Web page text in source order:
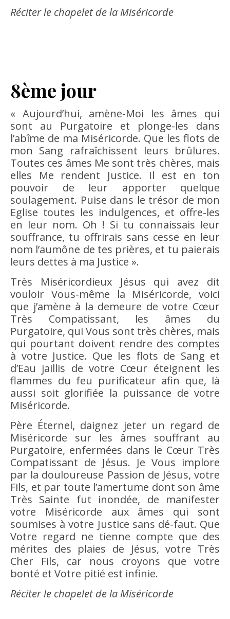
Réciter le chapelet de la Miséricorde
8ème jour
« Aujourd’hui, amène-Moi les âmes qui
sont au Purgatoire et plonge-les dans
l’abîme de ma Miséricorde. Que les flots de
mon Sang rafraîchissent leurs brûlures.
Toutes ces âmes Me sont très chères, mais
elles Me rendent Justice. Il est en ton
pouvoir de leur apporter quelque
soulagement. Puise dans le trésor de mon
Eglise toutes les indulgences, et offre-les
en leur nom. Oh ! Si tu connaissais leur
souffrance, tu offrirais sans cesse en leur
nom l’aumône de tes prières, et tu paierais
leurs dettes à ma Justice ».
Très Miséricordieux Jésus qui avez dit
vouloir Vous-même la Miséricorde, voici
que j’amène à la demeure de votre Cœur
Très Compatissant, les âmes du
Purgatoire, qui Vous sont très chères, mais
qui pourtant doivent rendre des comptes
à votre Justice. Que les flots de Sang et
d’Eau jaillis de votre Cœur éteignent les
flammes du feu purificateur afin que, là
aussi soit glorifiée la puissance de votre
Miséricorde.
Père Éternel, daignez jeter un regard de
Miséricorde sur les âmes souffrant au
Purgatoire, enfermées dans le Cœur Très
Compatissant de Jésus. Je Vous implore
par la douloureuse Passion de Jésus, votre
Fils, et par toute l’amertume dont son âme
Très Sainte fut inondée, de manifester
votre Miséricorde aux âmes qui sont
soumises à votre Justice sans dé-faut. Que
Votre regard ne tienne compte que des
mérites des plaies de Jésus, votre Très
Cher Fils, car nous croyons que votre
bonté et Votre pitié est infinie.
Réciter le chapelet de la Miséricorde